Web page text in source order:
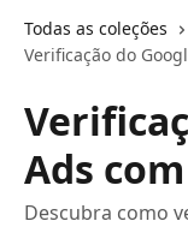
Todas as coleções
Verificação do
Ads
Descubra como